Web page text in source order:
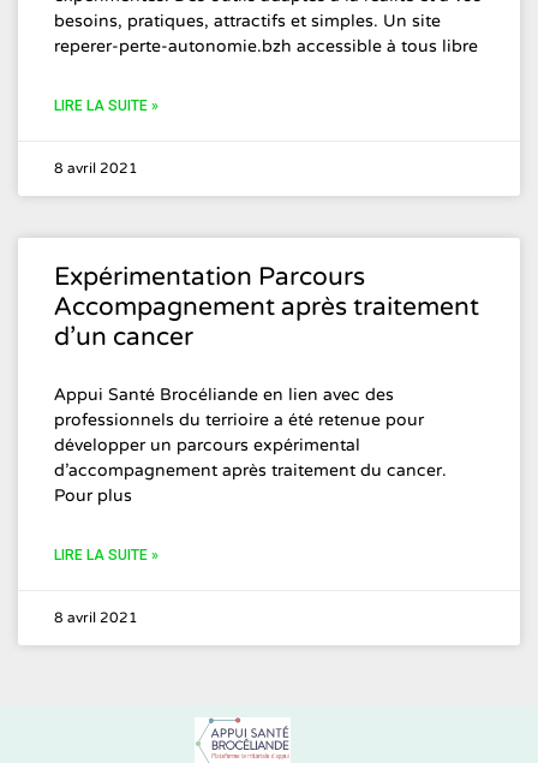
besoins, pratiques, attractifs et simples. Un site
reperer-perte-autonomie.bzh accessible à tous libre
LIRE LA SUITE »
8 avril 2021
Expérimentation Parcours
Accompagnement après traitement
d’un cancer
Appui Santé Brocéliande en lien avec des
professionnels du terrioire a été retenue pour
développer un parcours expérimental
d’accompagnement après traitement du cancer.
Pour plus
LIRE LA SUITE »
8 avril 2021